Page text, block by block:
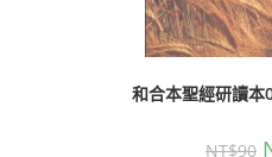
和合本聖經研讀本
NT$90